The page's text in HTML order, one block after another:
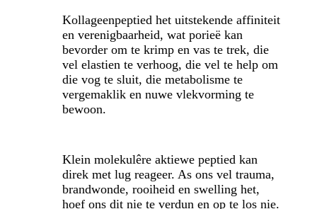
Kollageenpeptied het uitstekende affiniteit
en verenigbaarheid, wat porieë kan
bevorder om te krimp en vas te trek, die
vel elastien te verhoog, die vel te help om
die vog te sluit, die metabolisme te
vergemaklik en nuwe vlekvorming te
bewoon.
Klein molekulêre aktiewe peptied kan
direk met lug reageer. As ons vel trauma,
brandwonde, rooiheid en swelling het,
hoef ons dit nie te verdun en op te los nie.